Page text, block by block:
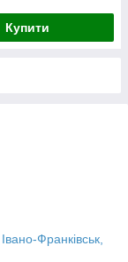
Купити
Франківськ,